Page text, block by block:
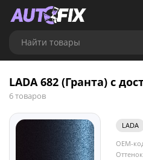
Найти товары
LADA 682 (Гранта) с
6 товаров
LADA
OEM-